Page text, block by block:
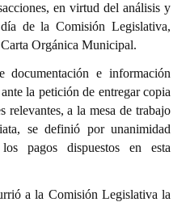
en virtud del análisis y
de la Comisión Legislativa,
Orgánica Municipal.
documentación e información
la petición de entregar copia
relevantes, a la mesa de trabajo
se definió por unanimidad
pagos dispuestos en esta
a la Comisión Legislativa la